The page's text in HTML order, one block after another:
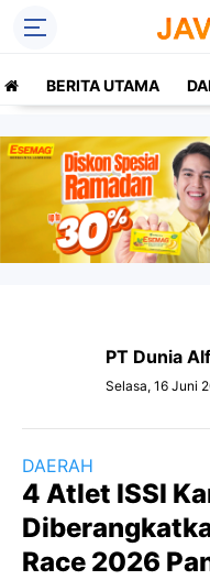
BERITA UTAMA
PT Dunia
Selasa, 16 Juni
DAERAH
4 Atlet ISSI
Race 2026